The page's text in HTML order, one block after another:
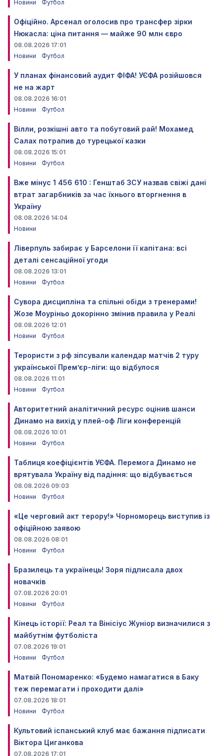
Новини Футбол
Офіційно. Арсенал оголосив про трансфер зірки
Нюкасла: ціна питання — майже 90 млн євро
08.08.2026 17:01
Новини
Футбол
У планах фінансовий аудит ФІФА! УЄФА розійшовся
не на жарт
08.08.2026 16:01
Новини
Футбол
Вілли, розкішні авто та побутовий рай! Мохамед
Салах потрапив до турецької казки
08.08.2026 15:01
Новини
Футбол
Вже мінус 1 456 610 : Генштаб ЗСУ назвав свіжі дані
втрат загарбників за час їхнього вторгнення в
Україну
08.08.2026 14:04
Новини
Ліверпуль забирає у Барселони її капітана: всі
деталі сенсаційної угоди
08.08.2026 13:01
Новини
Футбол
Сувора дисципліна та спільні обіди з тренерами!
Жозе Моуріньо докорінно змінив правила у Реалі
08.08.2026 12:01
Новини
Футбол
Терористи з рф зіпсували календар матчів 2 туру
української Прем’єр-ліги: що відбулося
08.08.2026 11:01
Новини
Футбол
Авторитетний аналітичний ресурс оцінив шанси
Динамо на вихід у плей-оф Ліги конференцій
08.08.2026 10:01
Новини
Футбол
Таблиця коефіцієнтів УЄФА. Перемога Динамо не
врятувала Україну від падіння: що відбувається
08.08.2026 09:03
Новини
Футбол
«Це черговий акт терору!» Чорноморець виступив із
офіційною заявою
08.08.2026 08:01
Новини
Футбол
Бразилець та українець! Зоря підписала двох
новачків
07.08.2026 20:01
Новини
Футбол
Кінець історії: Реал та Вінісіус Жуніор визначилися з
майбутнім футболіста
07.08.2026 19:01
Новини
Футбол
Матвій Пономаренко: «Будемо намагатися в Баку
теж перемагати і проходити далі»
07.08.2026 18:01
Новини
Футбол
Культовий іспанський клуб має бажання підписати
Віктора Циганкова
07.08.2026 17:01